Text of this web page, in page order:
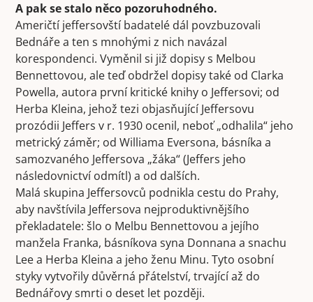
A pak se stalo něco pozoruhodného.
Američtí jeffersovští badatelé dál povzbuzovali
Bednáře a ten s mnohými z nich navázal
korespondenci. Vyměnil si již dopisy s Melbou
Bennettovou, ale teď obdržel dopisy také od Clarka
Powella, autora první kritické knihy o Jeffersovi; od
Herba Kleina, jehož tezi objasňující Jeffersovu
prozódii Jeffers v r. 1930 ocenil, neboť „odhalila“ jeho
metrický záměr; od Williama Eversona, básníka a
samozvaného Jeffersova „žáka“ (Jeffers jeho
následovnictví odmítl) a od dalších.
Malá skupina Jeffersovců podnikla cestu do Prahy,
aby navštívila Jeffersova nejproduktivnějšího
překladatele: šlo o Melbu Bennettovou a jejího
manžela Franka, básníkova syna Donnana a snachu
Lee a Herba Kleina a jeho ženu Minu. Tyto osobní
styky vytvořily důvěrná přátelství, trvající až do
Bednářovy smrti o deset let později.